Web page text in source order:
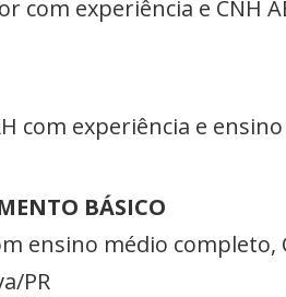
com experiência e CNH
com experiência e
BÁSICO
ensino médio
PR